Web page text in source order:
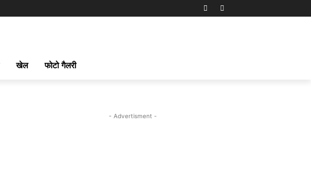
खेल फोटो गैलरी
- Advertisment -